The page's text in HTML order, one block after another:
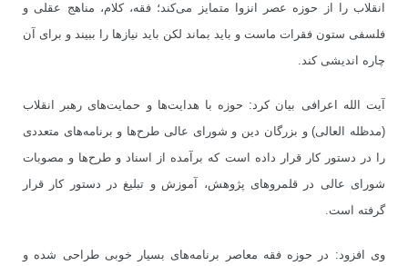
انقلاب را از حوزه عصر انزوا متمایز می‌کند؛ فقه، کلام، مناهج عقلی و
فلسفی ستون فقرات ماست و باید بماند لکن باید نیازها را ببیند و برای آن
چاره اندیشی کند.
آیت الله اعرافی بیان کرد: حوزه با هدایت‌ها و حمایت‌های رهبر انقلاب
(مدظله العالی) و بزرگان دین و شورای عالی طرح‌ها و برنامه‌های متعددی
را در دستور کار قرار داده است که برآمده از اسناد و طرح‌ها و مصوبات
شورای عالی در قلمروهای پژوهش، آموزش و تبلیغ در دستور کار قرار
گرفته است.
وی افزود: در حوزه فقه معاصر برنامه‌های بسیار خوبی طراحی شده و